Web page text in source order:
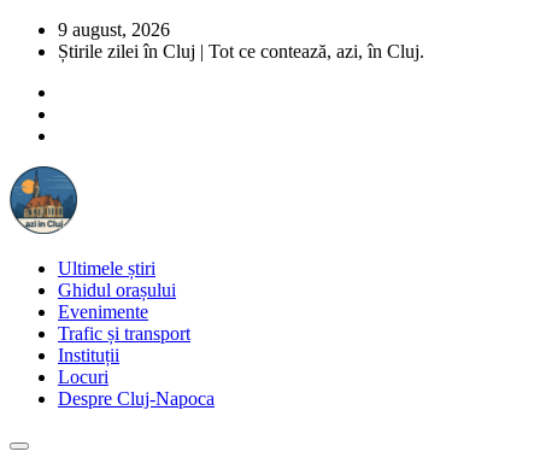
9 august, 2026
Știrile zilei în Cluj | Tot ce contează, azi, în Cluj.
Ultimele știri
Ghidul orașului
Evenimente
Trafic și transport
Instituții
Locuri
Despre Cluj-Napoca